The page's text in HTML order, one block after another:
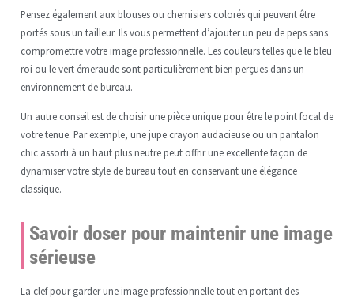
Pensez également aux blouses ou chemisiers colorés qui peuvent être
portés sous un tailleur. Ils vous permettent d’ajouter un peu de peps sans
compromettre votre image professionnelle. Les couleurs telles que le bleu
roi ou le vert émeraude sont particulièrement bien perçues dans un
environnement de bureau.
Un autre conseil est de choisir une pièce unique pour être le point focal de
votre tenue. Par exemple, une jupe crayon audacieuse ou un pantalon
chic assorti à un haut plus neutre peut offrir une excellente façon de
dynamiser votre style de bureau tout en conservant une élégance
classique.
Savoir doser pour maintenir une image
sérieuse
La clef pour garder une image professionnelle tout en portant des